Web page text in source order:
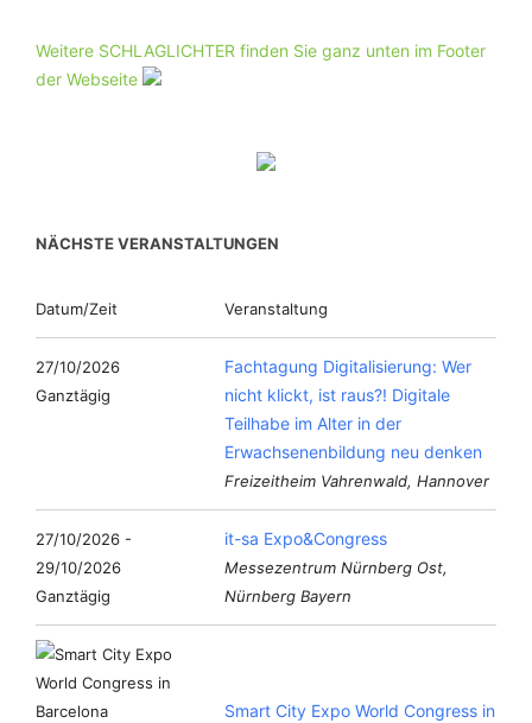
Weitere SCHLAGLICHTER finden Sie ganz unten im Footer
der Webseite
NÄCHSTE VERANSTALTUNGEN
Datum/Zeit Veranstaltung
27/10/2026
Ganztägig
Fachtagung Digitalisierung: Wer
nicht klickt, ist raus?! Digitale
Teilhabe im Alter in der
Erwachsenenbildung neu denken
Freizeitheim Vahrenwald, Hannover
27/10/2026 -
29/10/2026
Ganztägig
it-sa Expo&Congress
Messezentrum Nürnberg Ost,
Nürnberg Bayern
Smart City Expo World Congress in